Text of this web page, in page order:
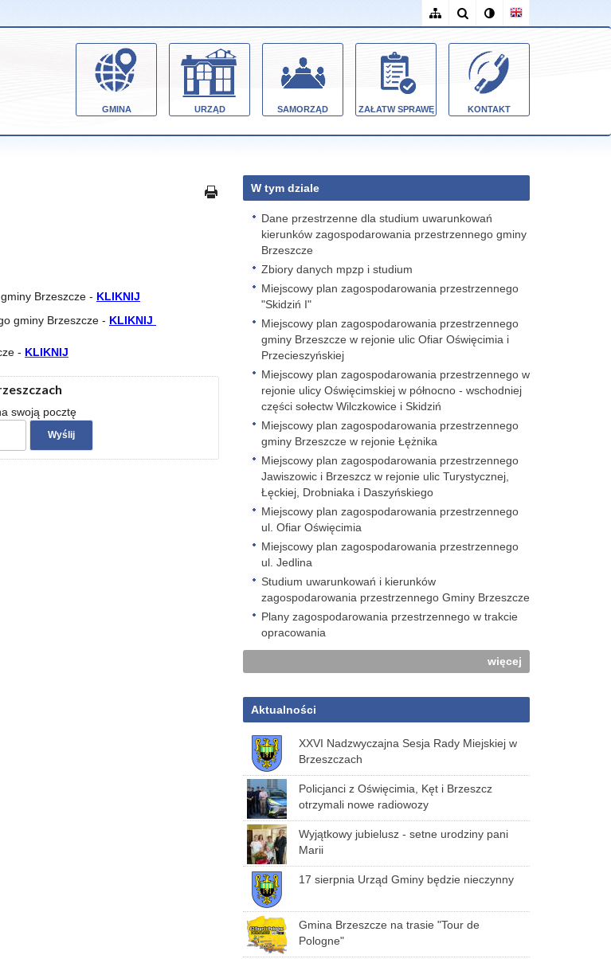
GMINA URZĄD SAMORZĄD ZAŁATW SPRAWĘ KONTAKT
Brzeszcze - KLIKNIJ
gminy Brzeszcze - KLIKNIJ
- KLIKNIJ
swoją pocztę
W tym dziale
Dane przestrzenne dla studium uwarunkowań
kierunków zagospodarowania przestrzennego gminy
Brzeszcze
Zbiory danych mpzp i studium
Miejscowy plan zagospodarowania przestrzennego
"Skidziń I"
Miejscowy plan zagospodarowania przestrzennego
gminy Brzeszcze w rejonie ulic Ofiar Oświęcimia i
Przecieszyńskiej
Miejscowy plan zagospodarowania przestrzennego w
rejonie ulicy Oświęcimskiej w północno - wschodniej
części sołectw Wilczkowice i Skidziń
Miejscowy plan zagospodarowania przestrzennego
gminy Brzeszcze w rejonie Łężnika
Miejscowy plan zagospodarowania przestrzennego
Jawiszowic i Brzeszcz w rejonie ulic Turystycznej,
Łęckiej, Drobniaka i Daszyńskiego
Miejscowy plan zagospodarowania przestrzennego
ul. Ofiar Oświęcimia
Miejscowy plan zagospodarowania przestrzennego
ul. Jedlina
Studium uwarunkowań i kierunków
zagospodarowania przestrzennego Gminy Brzeszcze
Plany zagospodarowania przestrzennego w trakcie
opracowania
więcej
Aktualności
XXVI Nadzwyczajna Sesja Rady Miejskiej w
Brzeszczach
Policjanci z Oświęcimia, Kęt i Brzeszcz
otrzymali nowe radiowozy
Wyjątkowy jubielusz - setne urodziny pani
Marii
17 sierpnia Urząd Gminy będzie nieczynny
Gmina Brzeszcze na trasie "Tour de
Pologne"